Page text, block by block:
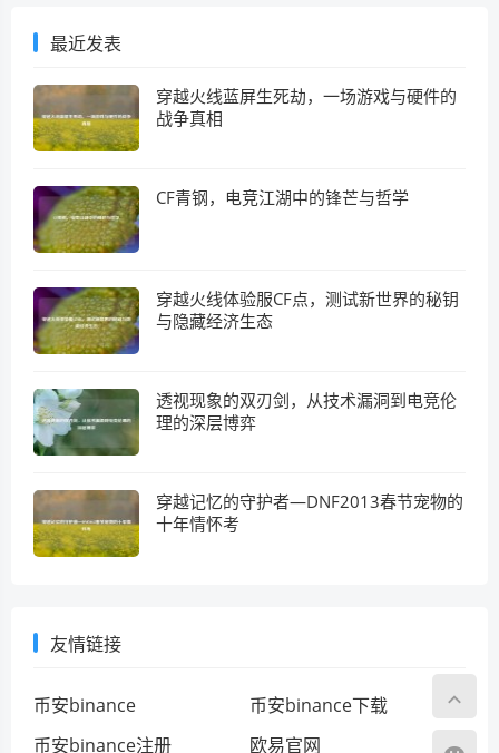
最近发表
穿越火线蓝屏生死劫，一场游戏与硬件的
战争真相
CF青钢，电竞江湖中的锋芒与哲学
穿越火线体验服CF点，测试新世界的秘钥
与隐藏经济生态
透视现象的双刃剑，从技术漏洞到电竞伦
理的深层博弈
穿越记忆的守护者—DNF2013春节宠物的
十年情怀考
友情链接
币安binance
币安binance下载
币安binance注册
欧易官网